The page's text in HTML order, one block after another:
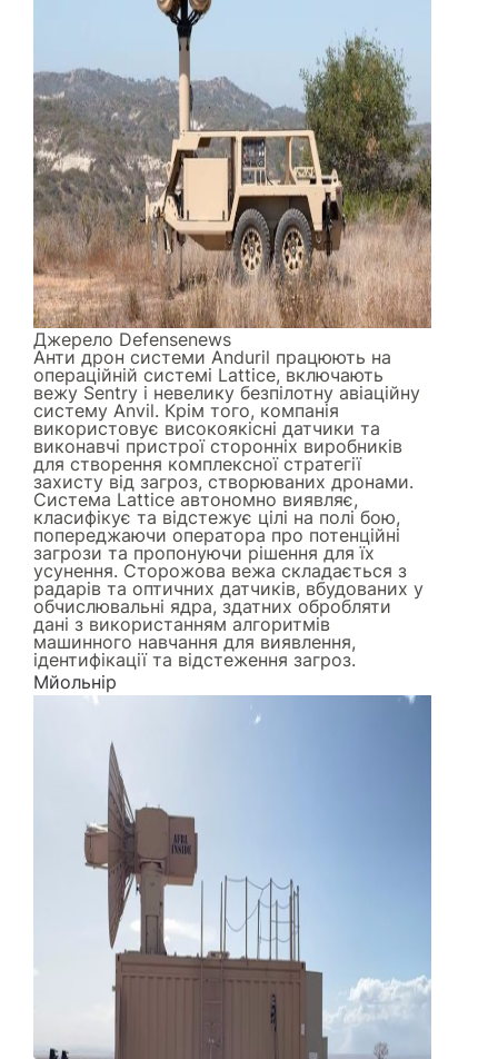
Джерело Defensenews
Анти дрон системи Anduril працюють на
операційній системі Lattice, включають
вежу Sentry і невелику безпілотну авіаційну
систему Anvil. Крім того, компанія
використовує високоякісні датчики та
виконавчі пристрої сторонніх виробників
для створення комплексної стратегії
захисту від загроз, створюваних дронами.
Система Lattice автономно виявляє,
класифікує та відстежує цілі на полі бою,
попереджаючи оператора про потенційні
загрози та пропонуючи рішення для їх
усунення. Сторожова вежа складається з
радарів та оптичних датчиків, вбудованих у
обчислювальні ядра, здатних обробляти
дані з використанням алгоритмів
машинного навчання для виявлення,
ідентифікації та відстеження загроз.
Мйольнір